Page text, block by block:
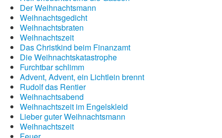
Der Weihnachtsmann
Weihnachtsgedicht
Weihnachtsbraten
Weihnachtszeit
Das Christkind beim Finanzamt
Die Weihnachtskatastrophe
Furchtbar schlimm
Advent, Advent, ein Lichtlein brennt
Rudolf das Rentier
Weihnachtsabend
Weihnachtszeit im Engelskleid
Lieber guter Weihnachtsmann
Weihnachtszeit